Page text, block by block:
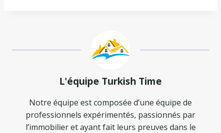
L'équipe Turkish Time
Notre équipe est composée d’une équipe de
professionnels expérimentés, passionnés par
l’immobilier et ayant fait leurs preuves dans le